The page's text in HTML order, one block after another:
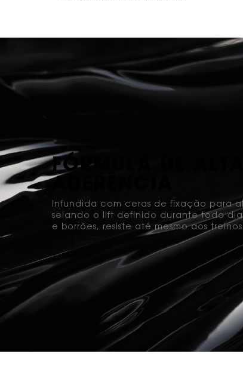
FÓRMULA DE ALTA
ADERÊNCIA
Infundida com ceras de fixação para
selando o lift definido durante todo dia.
e borrões, resiste até mesmo aos